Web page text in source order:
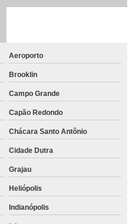
Aeroporto
Brooklin
Campo Grande
Capão Redondo
Chácara Santo Antônio
Cidade Dutra
Grajau
Heliópolis
Indianópolis